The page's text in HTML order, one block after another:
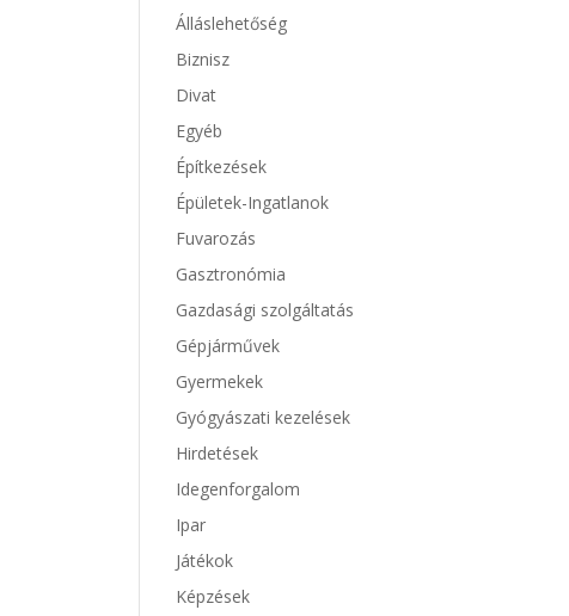
Álláslehetőség
Biznisz
Divat
Egyéb
Építkezések
Épületek-Ingatlanok
Fuvarozás
Gasztronómia
Gazdasági szolgáltatás
Gépjárművek
Gyermekek
Gyógyászati kezelések
Hirdetések
Idegenforgalom
Ipar
Játékok
Képzések